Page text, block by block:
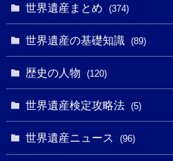
(5)
(43)
(4)
(32)
(13)
(2)
(6)
(1)
(27)
(10)
(4)
(9)
(3)
世界遺産まとめ (374)
世界遺産の基礎知識 (89)
歴史の人物 (120)
世界遺産検定攻略法 (5)
世界遺産ニュース (96)